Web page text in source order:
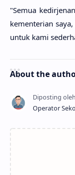
"Semua
kementerian
untuk kami
About the
Operator